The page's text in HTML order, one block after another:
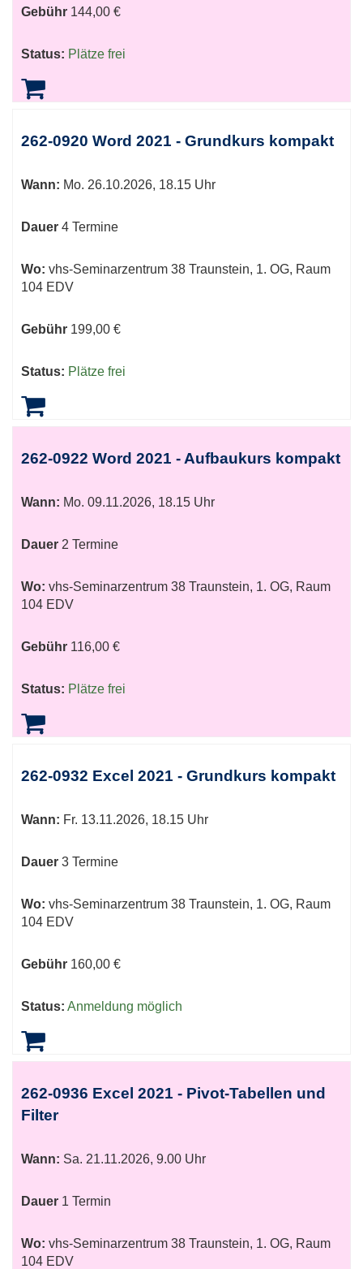
Gebühr 144,00 €
Status: Plätze frei
262-0920 Word 2021 - Grundkurs kompakt
Wann: Mo. 26.10.2026, 18.15 Uhr
Dauer 4 Termine
Wo: vhs-Seminarzentrum 38 Traunstein, 1. OG, Raum
104 EDV
Gebühr 199,00 €
Status: Plätze frei
262-0922 Word 2021 - Aufbaukurs kompakt
Wann: Mo. 09.11.2026, 18.15 Uhr
Dauer 2 Termine
Wo: vhs-Seminarzentrum 38 Traunstein, 1. OG, Raum
104 EDV
Gebühr 116,00 €
Status: Plätze frei
262-0932 Excel 2021 - Grundkurs kompakt
Wann: Fr. 13.11.2026, 18.15 Uhr
Dauer 3 Termine
Wo: vhs-Seminarzentrum 38 Traunstein, 1. OG, Raum
104 EDV
Gebühr 160,00 €
Status: Anmeldung möglich
262-0936 Excel 2021 - Pivot-Tabellen und
Filter
Wann: Sa. 21.11.2026, 9.00 Uhr
Dauer 1 Termin
Wo: vhs-Seminarzentrum 38 Traunstein, 1. OG, Raum
104 EDV